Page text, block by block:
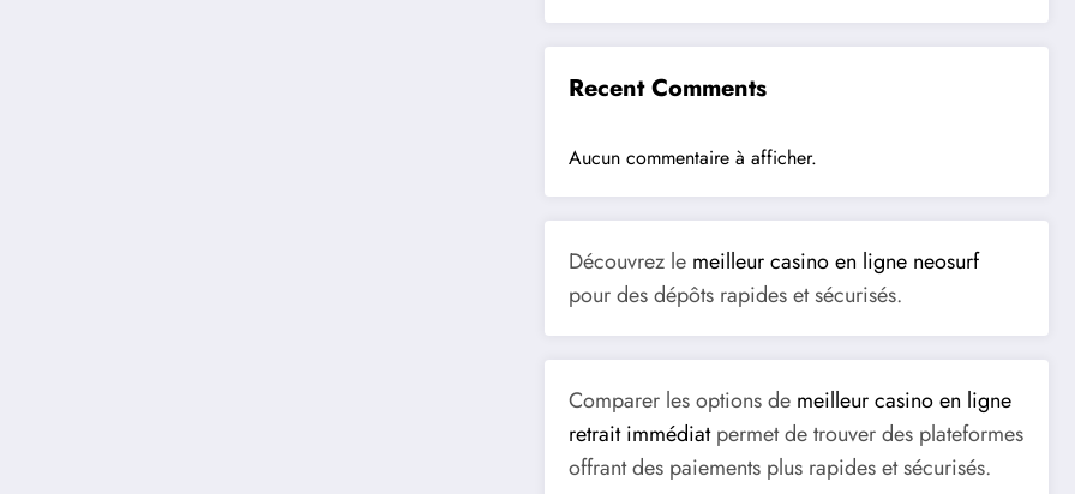
Recent Comments
Aucun commentaire à afficher.
Découvrez le meilleur casino en ligne neosurf
pour des dépôts rapides et sécurisés.
Comparer les options de meilleur casino en ligne
retrait immédiatpermet de trouver des plateformes
offrant des paiements plus rapides et sécurisés.